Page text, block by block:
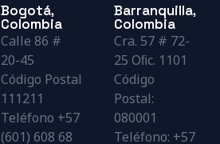
Bogotá,
Colombia
Calle 86 #
20-45
Código Postal
111211
Teléfono +57
(601) 608 68
Barranquilla,
Colombia
Cra. 57 # 72-
25 Oﬁc. 1101
Código
Postal:
080001
Teléfono: +57